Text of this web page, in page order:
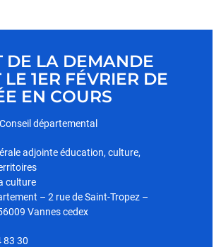
DE LA DEMANDE
1ER FÉVRIER DE
EN COURS
départemental
adjointe éducation, culture,
culture
– 2 rue de Saint-Tropez –
Vannes cedex
83 30